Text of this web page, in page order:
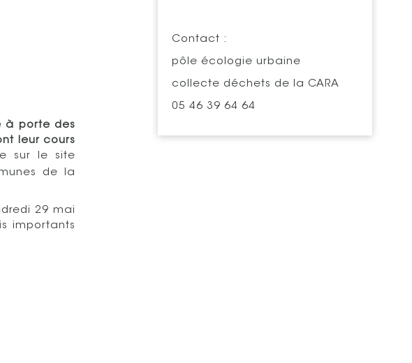
à porte des
leur cours
sur le site
de la
29 mai
importants
Contact :
pôle écologie urbaine
collecte déchets de la CARA
05 46 39 64 64